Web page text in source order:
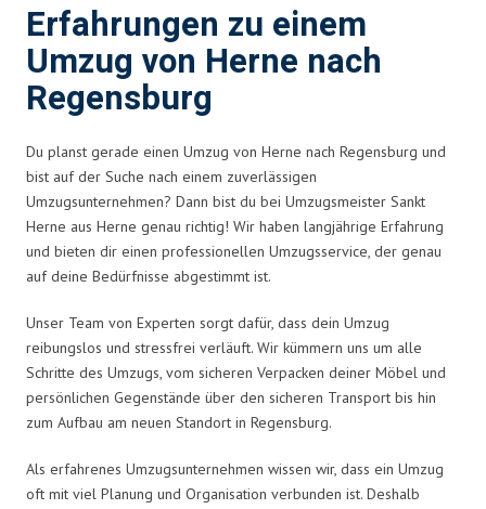
Erfahrungen zu einem
Umzug von Herne nach
Regensburg
Du planst gerade einen Umzug von Herne nach Regensburg und
bist auf der Suche nach einem zuverlässigen
Umzugsunternehmen? Dann bist du bei Umzugsmeister Sankt
Herne aus Herne genau richtig! Wir haben langjährige Erfahrung
und bieten dir einen professionellen Umzugsservice, der genau
auf deine Bedürfnisse abgestimmt ist.
Unser Team von Experten sorgt dafür, dass dein Umzug
reibungslos und stressfrei verläuft. Wir kümmern uns um alle
Schritte des Umzugs, vom sicheren Verpacken deiner Möbel und
persönlichen Gegenstände über den sicheren Transport bis hin
zum Aufbau am neuen Standort in Regensburg.
Als erfahrenes Umzugsunternehmen wissen wir, dass ein Umzug
oft mit viel Planung und Organisation verbunden ist. Deshalb